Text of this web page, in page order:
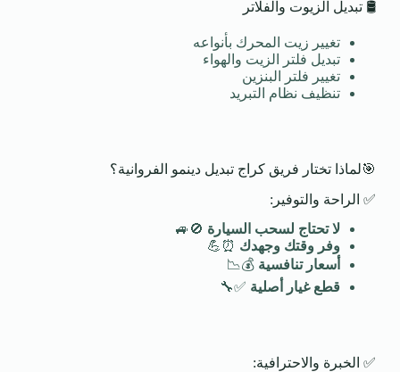
🛢️ تبديل الزيوت والفلاتر
تغيير زيت المحرك بأنواعه
تبديل فلتر الزيت والهواء
تغيير فلتر البنزين
تنظيف نظام التبريد
🎯لماذا تختار فريق كراج تبديل دينمو الفروانية؟
✅ الراحة والتوفير:
لا تحتاج لسحب السيارة 🚫🚙
وفر وقتك وجهدك ⏰💪
أسعار تنافسية 💰📉
قطع غيار أصلية ✅🔧
✅ الخبرة والاحترافية: